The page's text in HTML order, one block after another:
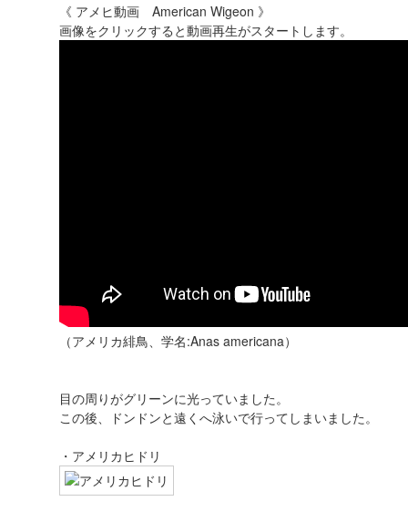
《 アメヒ動画 American Wigeon 》
画像をクリックすると動画再生がスタートします。
（アメリカ緋鳥、学名:Anas americana）
目の周りがグリーンに光っていました。
この後、ドンドンと遠くへ泳いで行ってしまいました。
・アメリカヒドリ